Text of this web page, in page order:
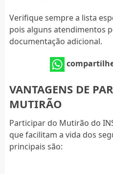
Verifique sempre a lista
pois alguns atendimentos
documentação adicional.
VANTAGENS DE
MUTIRÃO
Participar do Mutirão do
que facilitam a vida dos
principais são: